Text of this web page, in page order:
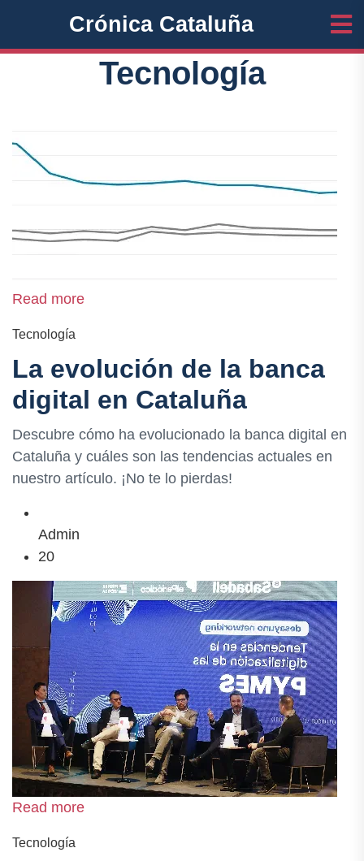
Crónica Cataluña
Tecnología
Read more
Tecnología
La evolución de la banca
digital en Cataluña
Descubre cómo ha evolucionado la banca digital en
Cataluña y cuáles son las tendencias actuales en
nuestro artículo. ¡No te lo pierdas!
Admin
20
Read more
Tecnología